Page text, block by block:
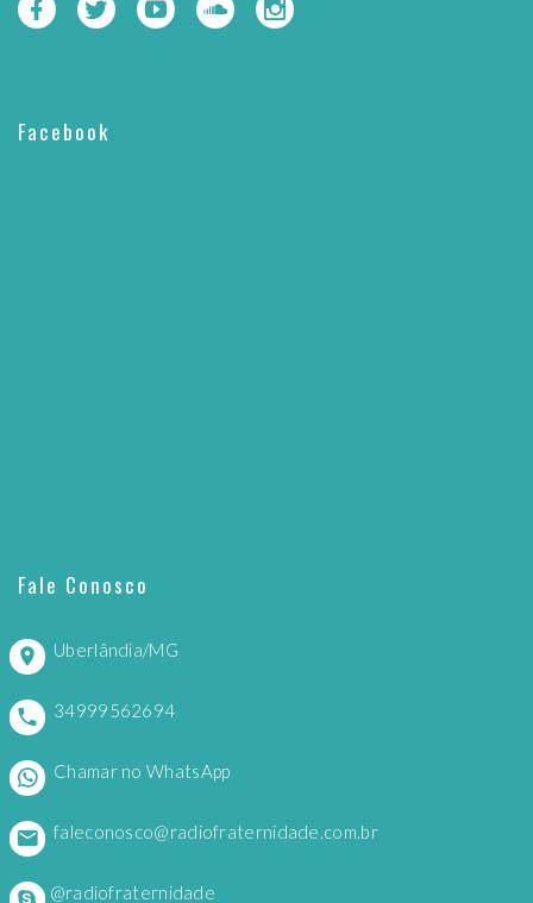
Facebook
Fale Conosco
Uberlândia/MG
34999562694
Chamar no WhatsApp
faleconosco@radiofraternidade.com.br
@radiofraternidade